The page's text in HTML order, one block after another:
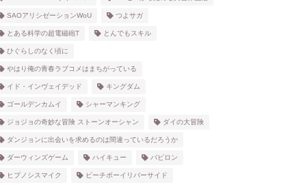
SAOアリシゼーションWoU つよサガ
とある科学の超電磁砲T とんでもスキル
ひぐらしのなく頃に
やはり俺の青春ラブコメはまちがっている
イド・インヴェイデッド キングダム
ゴールデンカムイ シャーマンキング
ジョジョの奇妙な冒険 ストーンオーシャン ダイの大冒険
ダンジョンに出会いを求めるのは間違っているだろうか
ダーウィンズゲーム ハイキュー バビロン
ヒプノシスマイク ピーチボーイリバーサイド